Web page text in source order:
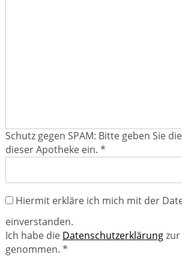
Schutz gegen SPAM: Bitte geben Sie
dieser Apotheke ein. *
Hiermit erkläre ich mich mit der
einverstanden.
Ich habe die Datenschutzerklärung
genommen. *